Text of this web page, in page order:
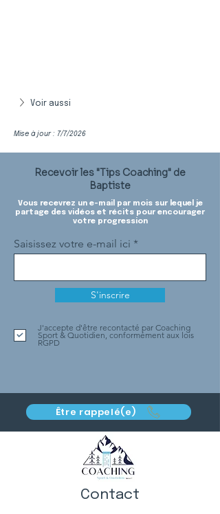
Voir aussi
Mise à jour : 7/7/2026
Recevoir les "Tips Coaching" de
Baptiste
Vous recevrez un e-mail par mois sur lequel je
partage des vidéos et récits pour encourager
votre progression
Saisissez votre e-mail ici
S'inscrire
J'accepte d'être recontacté par Coaching
Sport & Quotidien, conformément aux lois
RGPD
Être rappelé(e)
Contact